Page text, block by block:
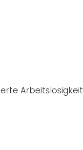
Arbeitslosigkeit